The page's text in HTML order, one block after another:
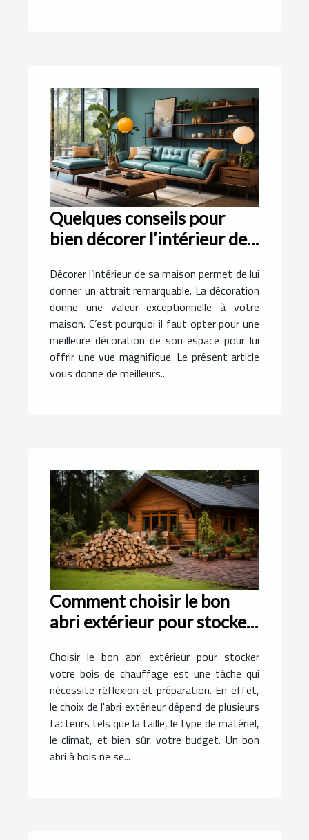
Quelques conseils pour
bien décorer l’intérieur de
Décorer l’intérieur de sa maison permet de lui
donner un attrait remarquable. La décoration
donne une valeur exceptionnelle à votre
maison. C’est pourquoi il faut opter pour une
meilleure décoration de son espace pour lui
offrir une vue magnifique. Le présent article
vous donne de meilleurs...
Comment choisir le bon
abri extérieur pour stocker
Choisir le bon abri extérieur pour stocker
votre bois de chauffage est une tâche qui
nécessite réflexion et préparation. En effet,
le choix de l'abri extérieur dépend de plusieurs
facteurs tels que la taille, le type de matériel,
le climat, et bien sûr, votre budget. Un bon
abri à bois ne se...